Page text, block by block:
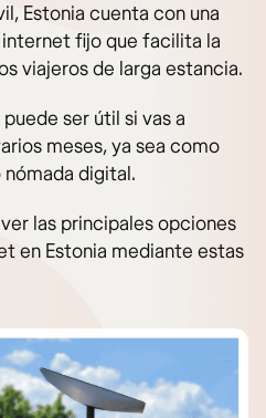
Estonia cuenta con una
fijo que facilita la
viajeros de larga estancia.
ser útil si vas a
meses, ya sea como
digital.
las principales opciones
en Estonia mediante estas